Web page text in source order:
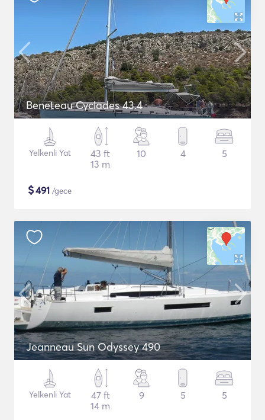
Beneteau Cyclades 43.4
Yelkenli Yat
43 ft
13 m
10 4 5
$491 /gece
Jeanneau Sun Odyssey 490
Yelkenli Yat
47 ft
14 m
9 5 5